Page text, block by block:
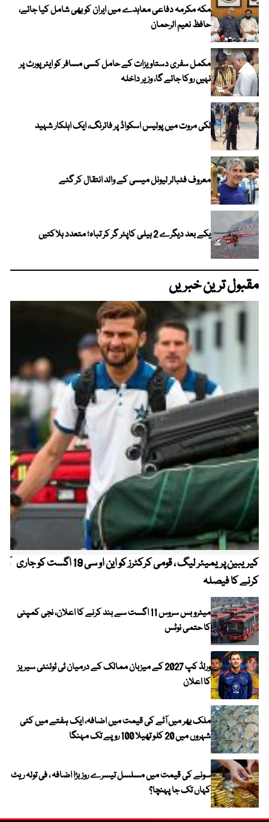
مکہ مکرمہ دفاعی معاہدے میں ایران کو بھی شامل کیا جائے،
حافظ نعیم الرحمان
مکمل سفری دستاویزات کے حامل کسی مسافر کو ایئرپورٹ پر
نہیں روکا جائے گا، وزیر داخلہ
لکی مروت میں پولیس اسکواڈ پر فائرنگ، ایک اہلکار شہید
معروف فٹبالر لیونل میسی کے والد انتقال کر گئے
یکے بعد دیگرے 2 ہیلی کاپٹر گر کر تباہ؛ متعدد ہلاکتیں
مقبول ترین خبریں
کیریبین پریمیئر لیگ ، قومی کرکٹرز کو این او سی 19 اگست کو جاری
کرنے کا فیصلہ
میٹرو بس سروس 11 اگست سے بند کرنے کا اعلان، نجی کمپنی
کا حتمی نوٹس
ورلڈ کپ 2027 کے میزبان ممالک کے درمیان ٹی ٹوئنٹی سیریز
کا اعلان
ملک بھر میں آٹے کی قیمت میں اضافہ، ایک ہفتے میں کئی
شہروں میں 20 کلو تھیلا 100 روپے تک مہنگا
سونے کی قیمت میں مسلسل تیسرے روز بڑا اضافہ ، فی تولہ ریٹ
کہاں تک جا پہنچا؟